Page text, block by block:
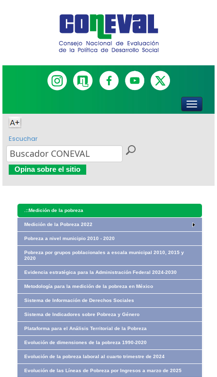
Escuchar
Opina sobre el sitio
.::Medición de la pobreza
Medición de la Pobreza 2022
Pobreza a nivel municipio 2010 - 2020
Pobreza por grupos poblacionales a escala municipal 2010, 2015 y
2020
Evidencia estratégica para la Administración Federal 2024-2030
Metodología para la medición de la pobreza en México
Sistema de Información de Derechos Sociales
Sistema de Indicadores sobre Pobreza y Género
Plataforma para el Análisis Territorial de la Pobreza
Evolución de dimensiones de la pobreza 1990-2020
Evolución de la pobreza laboral al cuarto trimestre de 2024
Evolución de las Líneas de Pobreza por Ingresos​​ a marzo de 2025